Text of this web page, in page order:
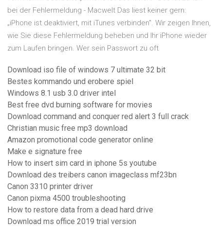
bei der Fehlermeldung - Macwelt Das liest keiner gern:
„iPhone ist deaktiviert, mit iTunes verbinden". Wir zeigen Ihnen,
wie Sie diese Fehlermeldung beheben und Ihr iPhone wieder
zum Laufen bringen. Wer sein Passwort zu oft
Download iso file of windows 7 ultimate 32 bit
Bestes kommando und erobere spiel
Windows 8.1 usb 3.0 driver intel
Best free dvd burning software for movies
Download command and conquer red alert 3 full crack
Christian music free mp3 download
Amazon promotional code generator online
Make e signature free
How to insert sim card in iphone 5s youtube
Download des treibers canon imageclass mf23bn
Canon 3310 printer driver
Canon pixma 4500 troubleshooting
How to restore data from a dead hard drive
Download ms office 2019 trial version